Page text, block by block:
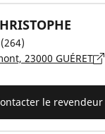
(264)
23000 GUÉRET
le revendeur